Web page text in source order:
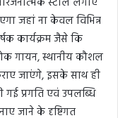
जहां ना केवल विभिन्न
कार्यक्रम जैसे कि
गायन, स्थानीय कौशल
जाएंगे, इसके साथ ही
गई प्रगति एवं उपलब्धि
जाने के दृष्टिगत